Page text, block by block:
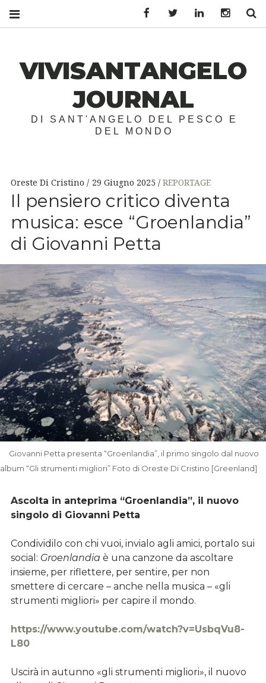
VIVISANTANGELO
JOURNAL
DI SANT'ANGELO DEL PESCO E
DEL MONDO
Oreste Di Cristino 29 Giugno 2025 REPORTAGE
Il pensiero critico diventa
musica: esce “Groenlandia”
di Giovanni Petta
Giovanni Petta presenta “Groenlandia”, il primo singolo dal nuovo
album “Gli strumenti migliori” Foto di Oreste Di Cristino [Greenland]
Ascolta in anteprima “Groenlandia”, il nuovo
singolo di Giovanni Petta
Condividilo con chi vuoi, invialo agli amici, portalo sui
social: Groenlandia è una canzone da ascoltare
insieme, per riflettere, per sentire, per non
smettere di cercare – anche nella musica – «gli
strumenti migliori» per capire il mondo.
https://www.youtube.com/watch?v=UsbqVu8-
L80
Uscirà in autunno «gli strumenti migliori», il nuovo
FacebookTwitter LinkedIn